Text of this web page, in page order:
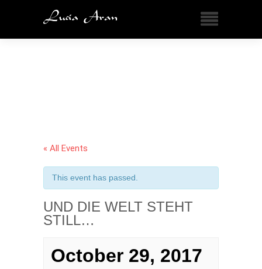
« All Events
This event has passed.
UND DIE WELT STEHT
STILL…
October 29, 2017